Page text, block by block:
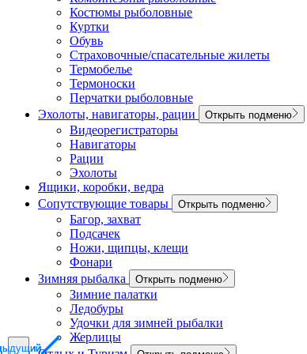
Костюмы рыболовные
Куртки
Обувь
Страховочные/спасательные жилеты
Термобелье
Термоноски
Перчатки рыболовные
Эхолоты, навигаторы, рации
Открыть подменю
Видеорегистраторы
Навигаторы
Рации
Эхолоты
Ящики, коробки, ведра
Сопутствующие товары
Открыть подменю
Багор, захват
Подсачек
Ножи, щипцы, клещи
Фонари
Зимняя рыбалка
Открыть подменю
Зимние палатки
Ледобуры
Удочки для зимней рыбалки
Жерлицы